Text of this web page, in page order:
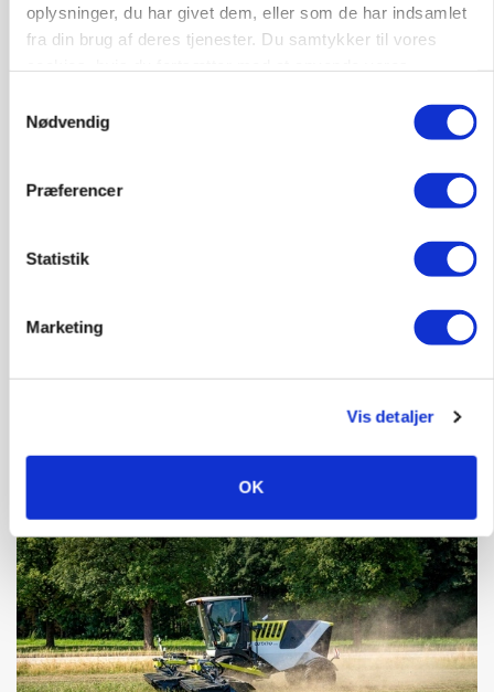
oplysninger, du har givet dem, eller som de har indsamlet
fra din brug af deres tjenester. Du samtykker til vores
Nødvendig
Præferencer
Statistik
Marketing
Vis detaljer
OK
Annonce
Loading...
Svineproducenter kalder Danish Crowns pris en
Annonce